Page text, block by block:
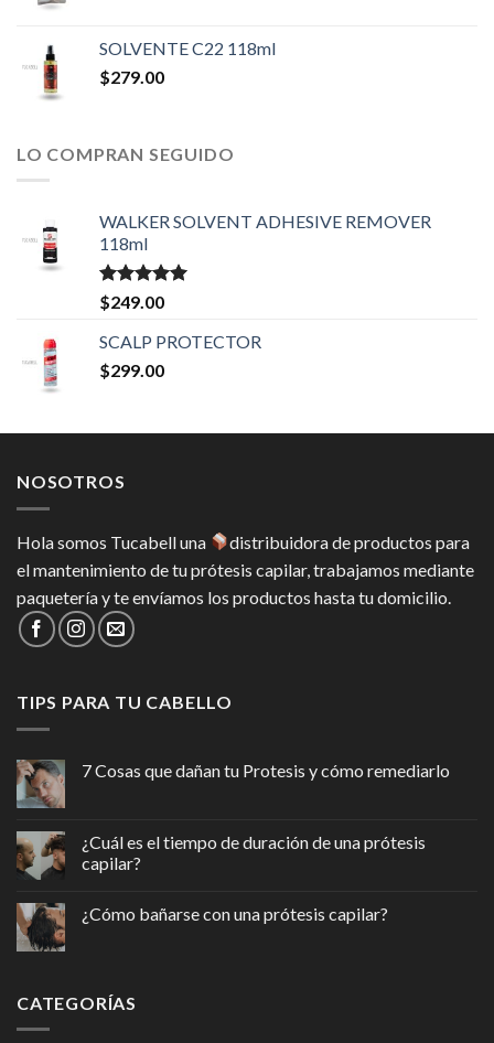
$299.00.$279.00.
SOLVENTE C22 118ml
$279.00
LO COMPRAN SEGUIDO
WALKER SOLVENT ADHESIVE REMOVER
118ml
Valorado en
5.00
$249.00
SCALP PROTECTOR
$299.00
NOSOTROS
Hola somos Tucabell una
distribuidora de productos para
el mantenimiento de tu prótesis capilar, trabajamos mediante
paquetería y te envíamos los productos hasta tu domicilio.
TIPS PARA TU CABELLO
7 Cosas que dañan tu Protesis y cómo remediarlo
¿Cuál es el tiempo de duración de una prótesis
capilar?
¿Cómo bañarse con una prótesis capilar?
CATEGORÍAS